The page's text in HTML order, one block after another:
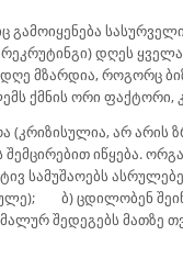
დღეს
მზარდია, როგორც
ქმნის ორი ფაქტორი,
არ არის
იწყება.
სამუშაოებს
ბ) ცდილობენ
შედეგებს მათზე